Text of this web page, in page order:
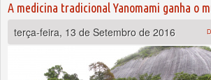
A medicina tradicional Yanomami ganha o
terça-feira, 13 de Setembro de 2016